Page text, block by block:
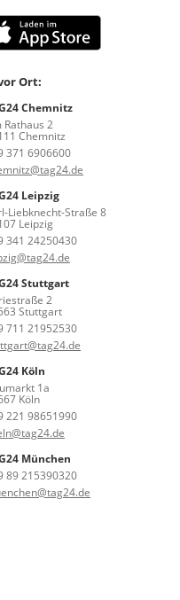
Ort:
Chemnitz
Rathaus 2
Chemnitz
371 6906600
Leipzig
Liebknecht-Straße 8
Leipzig
341 24250430
Stuttgart
2
Stuttgart
711 21952530
Köln
1a
Köln
221 98651990
München
89 215390320